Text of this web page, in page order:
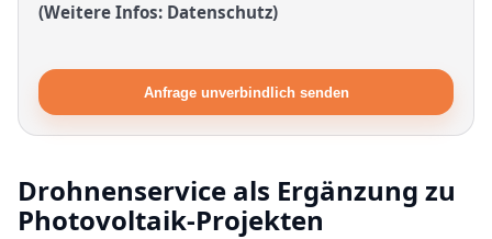
(Weitere Infos: Datenschutz)
Anfrage unverbindlich senden
Drohnenservice als Ergänzung zu
Photovoltaik-Projekten